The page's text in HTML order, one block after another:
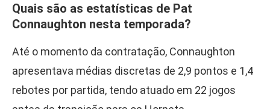
Quais são as estatísticas de Pat
Connaughton nesta temporada?
Até o momento da contratação, Connaughton
apresentava médias discretas de 2,9 pontos e 1,4
rebotes por partida, tendo atuado em 22 jogos